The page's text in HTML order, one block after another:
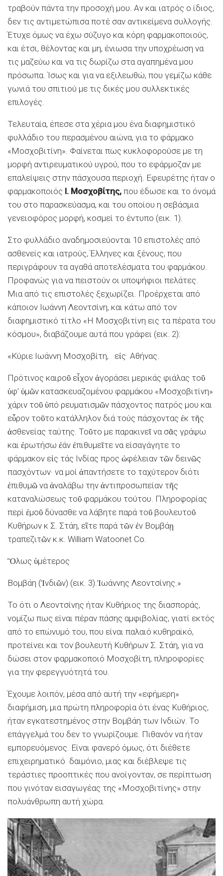
τραβούν πάντα την προσοχή μου. Αν και ιατρός ο ίδιος,
δεν τις αντιμετώπισα ποτέ σαν αντικείμενα συλλογής.
Έτυχε όμως να έχω σύζυγο και κόρη φαρμακοποιούς,
και έτσι, θέλοντας και μη, ένιωσα την υποχρέωση να
τις μαζεύω και να τις δωρίζω στα αγαπημένα μου
πρόσωπα. Ίσως και για να εξιλεωθώ, που γεμίζω κάθε
γωνιά του σπιτιού με τις δικές μου συλλεκτικές
επιλογές.
Τελευταία, έπεσε στα χέρια μου ένα διαφημιστικό
φυλλάδιο του περασμένου αιώνα, για το φάρμακο
«Μοσχοβιτίνη». Φαίνεται πως κυκλοφορούσε με τη
μορφή αντιρευματικού υγρού, που το εφάρμοζαν με
επαλείψεις στην πάσχουσα περιοχή. Εφευρέτης ήταν ο
φαρμακοποιός Ι. Μοσχοβίτης, που έδωσε και το όνομά
του στο παρασκεύασμα, και του οποίου η σεβάσμια
γενειοφόρος μορφή, κοσμεί το έντυπο (εικ. 1).
Στο φυλλάδιο αναδημοσιεύονται 10 επιστολές από
ασθενείς και ιατρούς, Έλληνες και ξένους, που
περιγράφουν τα αγαθά αποτελέσματα του φαρμάκου.
Προφανώς για να πειστούν οι υποψήφιοι πελάτες.
Μια από τις επιστολές ξεχωρίζει. Προέρχεται από
κάποιον Ιωάννη Λεοντσίνη, και κάτω από τον
διαφημιστικό τίτλο «Η Μοσχοβιτίνη εις τα πέρατα του
κόσμου», διαβάζουμε αυτά που γράφει (εικ. 2):
«Κύριε Ιωάννη Μοσχοβίτη, εἰς Αθήνας.
Πρότινος καιροῦ εἶχον ἀγοράσει μερικάς φιάλας τοῦ
ὑφ’ ὑμῶν κατασκευαζομένου φαρμάκου «Μοσχοβιτίνη»
χάριν τοῦ ὑπό ρευματισμῶν πάσχοντος πατρός μου και
εὗρον τοῦτο κατάλληλον διά τούς πάσχοντας ἐκ τῆς
ἀσθενείας ταύτης. Τοῦτο με παρακινεῖ να σᾶς γράψω
και ἐρωτήσω ἐάν ἐπιθυμεῖτε να είσαγάγητε το
φάρμακον εἰς τάς Ινδίας προς ὠφέλειαν τῶν δεινῶς
πασχόντων· να μοί ἀπαντήσετε το ταχύτερον διότι
ἐπιθυμῶ να ἀναλάβω την ἀντιπροσωπείαν τῆς
καταναλώσεως τοῦ φαρμάκου τούτου. Πληροφορίας
περί ἐμοῦ δύνασθε να λάβητε παρά τοῦ βουλευτοῦ
Κυθήρων κ Σ. Στάη, εἲτε παρά τῶν ἐν Βομβάῃ
τραπεζιτῶν κ.κ. William Watoonet Co.
Ὃλως ὑμέτερος
Βομβάη (Ἰνδιῶν) (εικ. 3).Ἰωάννης Λεοντσίνης.»
Το ότι ο Λεοντσίνης ήταν Κυθήριος της διασποράς,
νομίζω πως είναι πέραν πάσης αμφιβολίας, γιατί εκτός
από το επώνυμό του, που είναι παλαιό κυθηραϊκό,
προτείνει και τον βουλευτή Κυθήρων Σ. Στάη, για να
δώσει στον φαρμακοποιό Μοσχοβίτη, πληροφορίες
για την φερεγγυότητά του.
Έχουμε λοιπόν, μέσα από αυτή την «εφήμερη»
διαφήμιση, μια πρώτη πληροφορία ότι ένας Κυθήριος,
ήταν εγκατεστημένος στην Βομβάη των Ινδιών. Το
επάγγελμά του δεν το γνωρίζουμε. Πιθανόν να ήταν
εμπορευόμενος. Είναι φανερό όμως, ότι διέθετε
επιχειρηματικό δαιμόνιο, μιας και διέβλεψε τις
τεράστιες προοπτικές που ανοίγονταν, σε περίπτωση
που γινόταν εισαγωγέας της «Μοσχοβιτίνης» στην
πολυάνθρωπη αυτή χώρα.